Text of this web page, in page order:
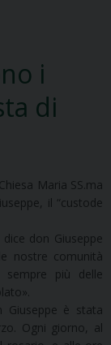
i
di
Maria SS.ma
il “custode
don Giuseppe
nostre comunità
sempre più delle
Giuseppe è stata
Ogni giorno, al